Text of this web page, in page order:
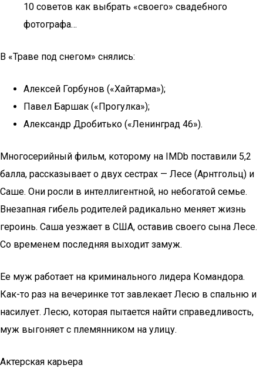
10 советов как выбрать «своего» свадебного
фотографа…
В «Траве под снегом» снялись:
Алексей Горбунов («Хайтарма»);
Павел Баршак («Прогулка»);
Александр Дробитько («Ленинград 46»).
Многосерийный фильм, которому на IMDb поставили 5,2
балла, рассказывает о двух сестрах — Лесе (Арнтгольц) и
Саше. Они росли в интеллигентной, но небогатой семье.
Внезапная гибель родителей радикально меняет жизнь
героинь. Саша уезжает в США, оставив своего сына Лесе.
Со временем последняя выходит замуж.
Ее муж работает на криминального лидера Командора.
Как-то раз на вечеринке тот завлекает Лесю в спальню и
насилует. Лесю, которая пытается найти справедливость,
муж выгоняет с племянником на улицу.
Актерская карьера